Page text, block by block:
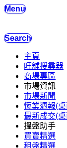
Menu
Search
主頁
旺舖搜尋器
商場專區
市場資訊
市場新聞
恆業週報(
最新成交(
搵盤助手
買賣精選
租盤精選